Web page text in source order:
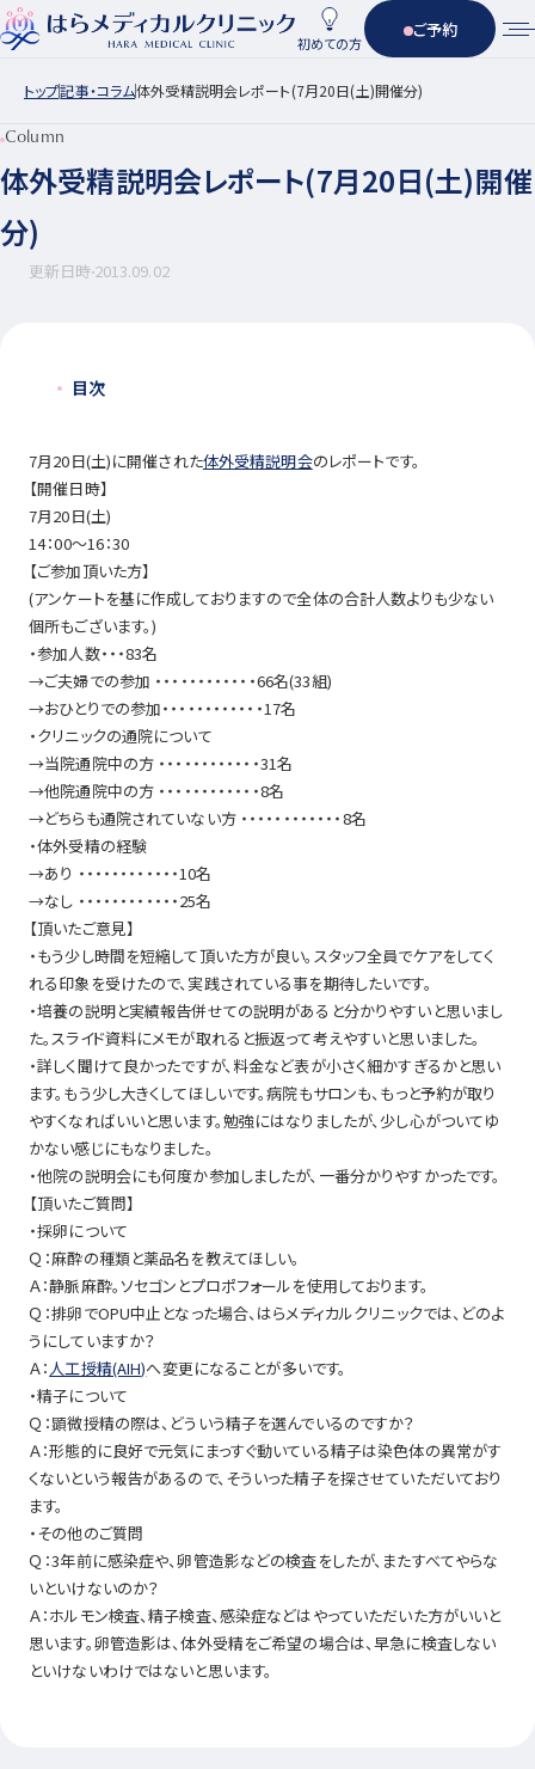
初めての方
ご予約
トップ記事・コラム体外受精説明会レポート(7月20日(土)開催分)
Column
体外受精説明会レポート(7月20日(土)開催
分)
更新日時2013.09.02
目次
7月20日(土)に開催された体外受精説明会のレポートです。
【開催日時】
7月20日(土)
14：00～16：30
【ご参加頂いた方】
(アンケートを基に作成しておりますので全体の合計人数よりも少ない
個所もございます。)
・参加人数・・・83名
→ご夫婦での参加 ・・・・・・・・・・・・66名(33組)
→おひとりでの参加・・・・・・・・・・・・17名
・クリニックの通院について
→当院通院中の方 ・・・・・・・・・・・・31名
→他院通院中の方 ・・・・・・・・・・・・8名
→どちらも通院されていない方 ・・・・・・・・・・・・8名
・体外受精の経験
→あり ・・・・・・・・・・・・10名
→なし ・・・・・・・・・・・・25名
【頂いたご意見】
・もう少し時間を短縮して頂いた方が良い。スタッフ全員でケアをしてく
れる印象を受けたので、実践されている事を期待したいです。
・培養の説明と実績報告併せての説明があると分かりやすいと思いまし
た。スライド資料にメモが取れると振返って考えやすいと思いました。
・詳しく聞けて良かったですが、料金など表が小さく細かすぎるかと思い
ます。もう少し大きくしてほしいです。病院もサロンも、もっと予約が取り
やすくなればいいと思います。勉強にはなりましたが、少し心がついてゆ
かない感じにもなりました。
・他院の説明会にも何度か参加しましたが、一番分かりやすかったです。
【頂いたご質問】
・採卵について
Ｑ：麻酔の種類と薬品名を教えてほしい。
Ａ：静脈麻酔。ソセゴンとプロポフォールを使用しております。
Ｑ：排卵でOPU中止となった場合、はらメディカルクリニックでは、どのよ
うにしていますか？
Ａ：人工授精(AIH)へ変更になることが多いです。
・精子について
Ｑ：顕微授精の際は、どういう精子を選んでいるのですか？
Ａ：形態的に良好で元気にまっすぐ動いている精子は染色体の異常がす
くないという報告があるので、そういった精子を探させていただいており
ます。
・その他のご質問
Ｑ：3年前に感染症や、卵管造影などの検査をしたが、またすべてやらな
いといけないのか？
Ａ：ホルモン検査、精子検査、感染症などはやっていただいた方がいいと
思います。卵管造影は、体外受精をご希望の場合は、早急に検査しない
といけないわけではないと思います。